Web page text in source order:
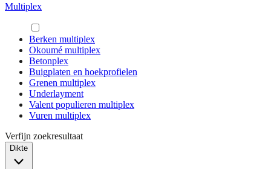
Multiplex
Berken multiplex
Okoumé multiplex
Betonplex
Buigplaten en hoekprofielen
Grenen multiplex
Underlayment
Valent populieren multiplex
Vuren multiplex
Verfijn zoekresultaat
Dikte